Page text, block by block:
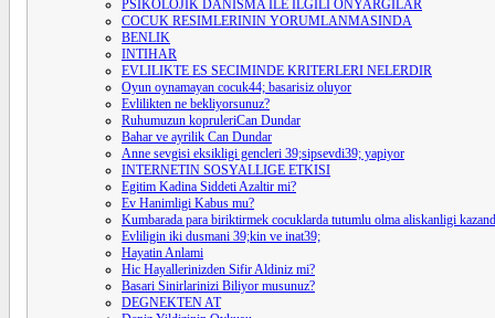
PSIKOLOJIK DANISMA ILE ILGILI ONYARGILAR
COCUK RESIMLERININ YORUMLANMASINDA
BENLIK
INTIHAR
EVLILIKTE ES SECIMINDE KRITERLERI NELERDIR
Oyun oynamayan cocuk44; basarisiz oluyor
Evlilikten ne bekliyorsunuz?
Ruhumuzun kopruleriCan Dundar
Bahar ve ayrilik Can Dundar
Anne sevgisi eksikligi gencleri 39;sipsevdi39; yapiyor
INTERNETIN SOSYALLIGE ETKISI
Egitim Kadina Siddeti Azaltir mi?
Ev Hanimligi Kabus mu?
Kumbarada para biriktirmek cocuklarda tutumlu olma aliskanligi
Evliligin iki dusmani 39;kin ve inat39;
Hayatin Anlami
Hic Hayallerinizden Sifir Aldiniz mi?
Basari Sinirlarinizi Biliyor musunuz?
DEGNEKTEN AT